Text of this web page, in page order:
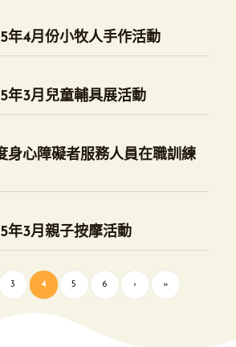
年4月份小牧人手作活動
年3月兒童輔具展活動
身心障礙者服務人員在職訓練
年3月親子按摩活動
3 4 5 6 › »